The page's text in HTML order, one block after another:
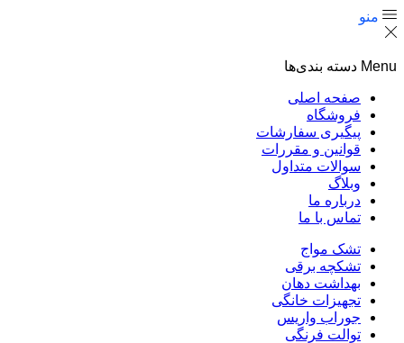
منو
Menu دسته بندی‌ها
صفحه اصلی
فروشگاه
پیگیری سفارشات
قوانین و مقررات
سوالات متداول
وبلاگ
درباره ما
تماس با ما
تشک مواج
تشکچه برقی
بهداشت دهان
تجهیزات خانگی
جوراب واریس
توالت فرنگی